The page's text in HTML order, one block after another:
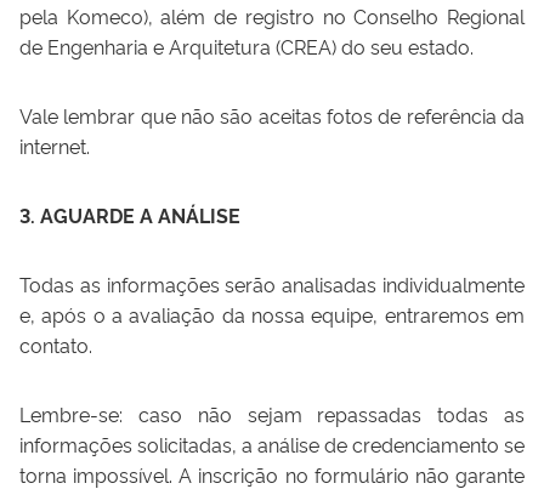
pela Komeco), além de registro no Conselho Regional
de Engenharia e Arquitetura (CREA) do seu estado.
Vale lembrar que não são aceitas fotos de referência da
internet.
3. AGUARDE A ANÁLISE
Todas as informações serão analisadas individualmente
e, após o a avaliação da nossa equipe, entraremos em
contato.
Lembre-se: caso não sejam repassadas todas as
informações solicitadas, a análise de credenciamento se
torna impossível. A inscrição no formulário não garante